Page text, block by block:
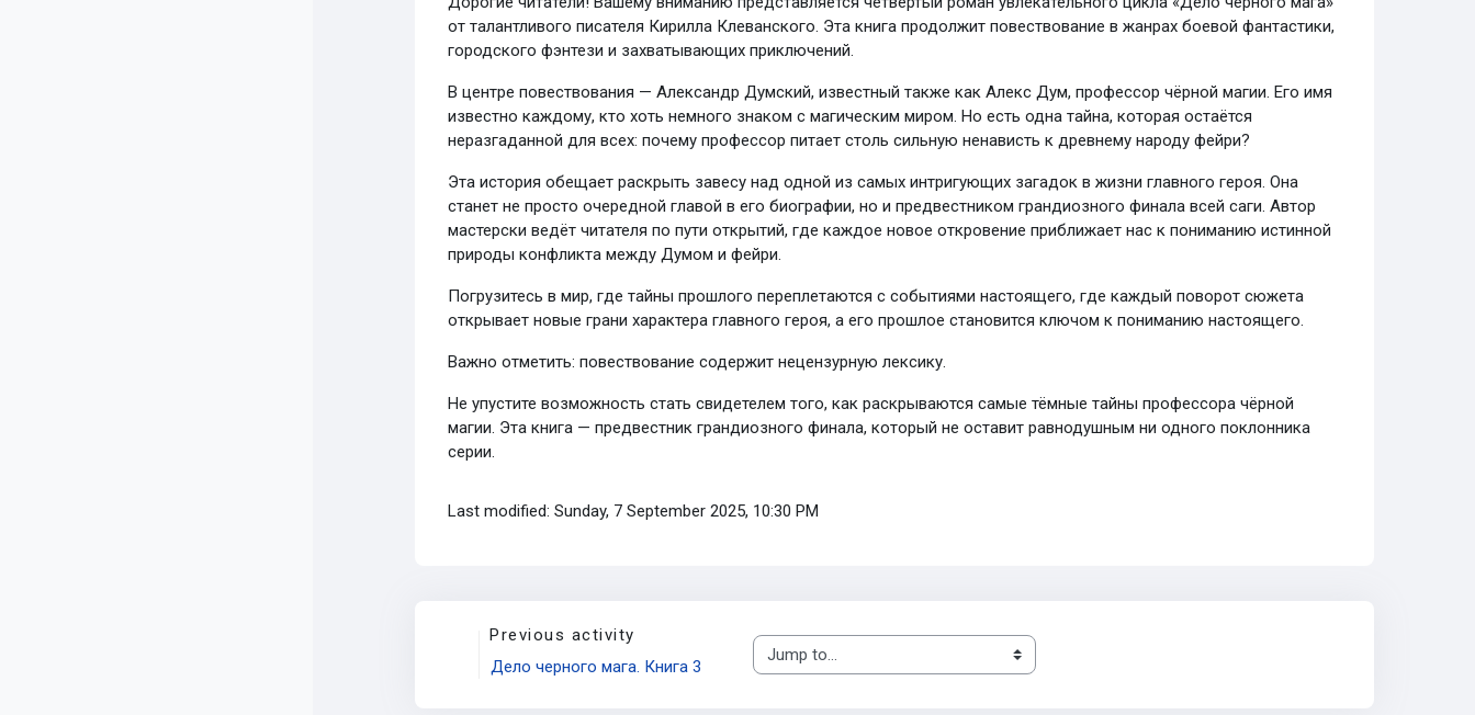
от талантливого писателя Кирилла Клеванского. Эта книга продолжит повествование в жанрах боевой фантастики,
городского фэнтези и захватывающих приключений.
В центре повествования — Александр Думский, известный также как Алекс Дум, профессор чёрной магии. Его имя
известно каждому, кто хоть немного знаком с магическим миром. Но есть одна тайна, которая остаётся
неразгаданной для всех: почему профессор питает столь сильную ненависть к древнему народу фейри?
Эта история обещает раскрыть завесу над одной из самых интригующих загадок в жизни главного героя. Она
станет не просто очередной главой в его биографии, но и предвестником грандиозного финала всей саги. Автор
мастерски ведёт читателя по пути открытий, где каждое новое откровение приближает нас к пониманию истинной
природы конфликта между Думом и фейри.
Погрузитесь в мир, где тайны прошлого переплетаются с событиями настоящего, где каждый поворот сюжета
открывает новые грани характера главного героя, а его прошлое становится ключом к пониманию настоящего.
Важно отметить: повествование содержит нецензурную лексику.
Не упустите возможность стать свидетелем того, как раскрываются самые тёмные тайны профессора чёрной
магии. Эта книга — предвестник грандиозного финала, который не оставит равнодушным ни одного поклонника
серии.
Last modified: Sunday, 7 September 2025, 10:30 PM
Previous activity
Дело черного мага. Книга 3
Jump to...